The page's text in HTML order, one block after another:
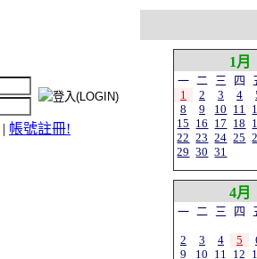
| 帳號註冊!
1月
一 二 三 四
1
2 3 4
8
9 10 11
15 16 17 18
22 23 24 25
29 30 31
4月
一 二 三 四
2 3 4 5
9
10 11 12